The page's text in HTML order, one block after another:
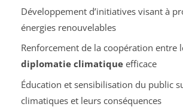
Développement d’initiatives visant à
énergies renouvelables
Renforcement de la coopération entre
diplomatie climatiqueefficace
Éducation et sensibilisation du public
climatiques et leurs conséquences